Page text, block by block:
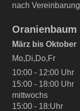
nach Vereinbarung
Oranienbaum
März bis Oktober
Mo,Di,Do,Fr
10:00 - 12:00 Uhr
15:00 - 18:00 Uhr
mittwochs
15:00 - 18:Uhr